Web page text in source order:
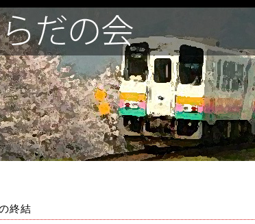
終結